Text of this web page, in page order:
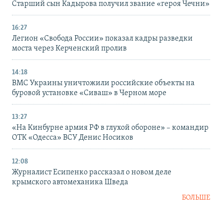
Старший сын Кадырова получил звание «героя Чечни»
16:27
Легион «Свобода России» показал кадры разведки
моста через Керченский пролив
14:18
ВМС Украины уничтожили российские объекты на
буровой установке «Сиваш» в Черном море
13:27
«На Кинбурне армия РФ в глухой обороне» – командир
ОТК «Одесса» ВСУ Денис Носиков
12:08
Журналист Есипенко рассказал о новом деле
крымского автомеханика Шведа
БОЛЬШЕ